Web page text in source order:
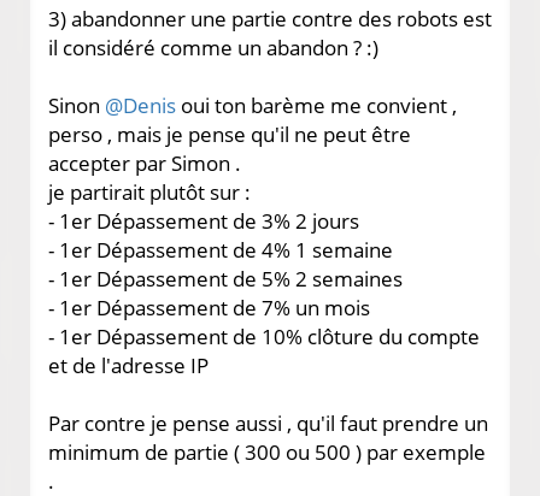
3) abandonner une partie contre des robots est
il considéré comme un abandon ? :)
Sinon @Denis oui ton barème me convient ,
perso , mais je pense qu'il ne peut être
accepter par Simon .
je partirait plutôt sur :
- 1er Dépassement de 3% 2 jours
- 1er Dépassement de 4% 1 semaine
- 1er Dépassement de 5% 2 semaines
- 1er Dépassement de 7% un mois
- 1er Dépassement de 10% clôture du compte
et de l'adresse IP
Par contre je pense aussi , qu'il faut prendre un
minimum de partie ( 300 ou 500 ) par exemple
.